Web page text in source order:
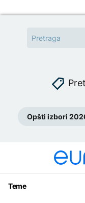
Opšti izbori
Teme